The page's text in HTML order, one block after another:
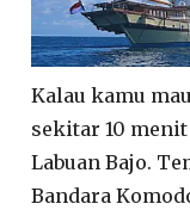
Kalau kamu
sekitar 10
Labuan Bajo.
Bandara